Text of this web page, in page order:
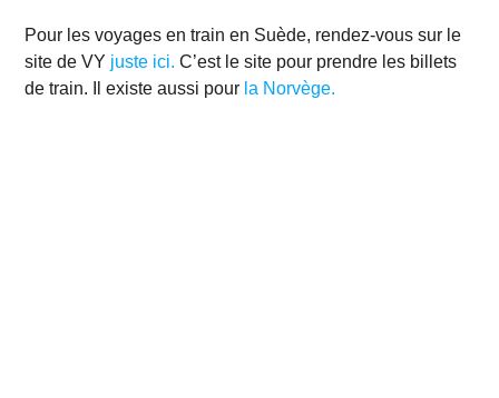
Pour les voyages en train en Suède, rendez-vous sur le
site de VY juste ici. C’est le site pour prendre les billets
de train. Il existe aussi pour la Norvège.